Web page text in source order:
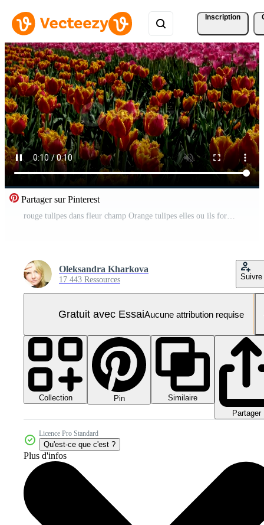
Inscription
Partager sur Pinterest
rouge tulipes dans fleur champ Orange tulipes elles ou ils forme une genre de printemps épanouissement vivace herbacé bulbifère géophytes ayant ampoules comme espace de rangement organes le fleurs sont d'habitude grand voyant et vivement Vidéo Pro
Oleksandra Kharkova
17 443 Ressources Suivre
Gratuit avec EssaiAucune attribution requise
Collection Pin
Similaire
Partager
Licence Pro Standard
Qu'est-ce que c'est ?
Plus d'infos